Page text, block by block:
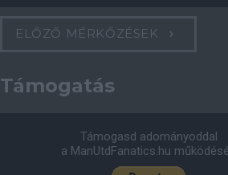
ELŐZŐ MÉRKŐZÉSEK
Támogatás
Támogasd adományoddal
a ManUtdFanatics.hu